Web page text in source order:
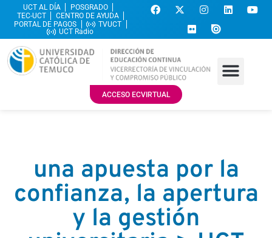
UCT AL DÍA
POSGRADO
TEC-UCT
CENTRO DE AYUDA
PORTAL DE PAGOS
TVUCT
UCT Radio
ACCESO ECVIRTUAL
una apuesta por la
confianza, la apertura
y la gestión